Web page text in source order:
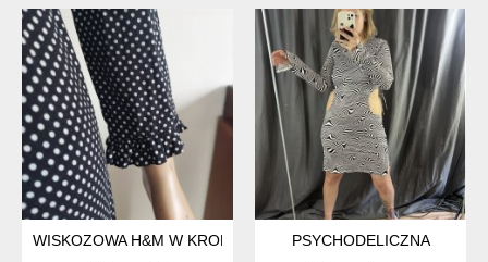
WISKOZOWA H&M W KROPECZKI
PSYCHODELICZNA